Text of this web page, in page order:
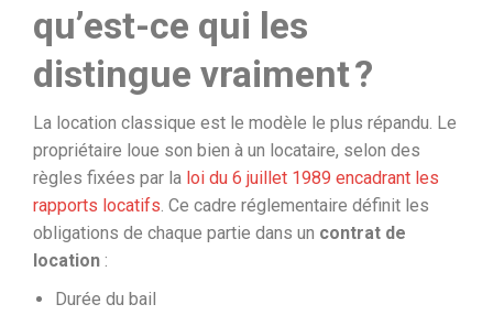
qu’est-ce qui les
distingue vraiment ?
La location classique est le modèle le plus répandu. Le
propriétaire loue son bien à un locataire, selon des
règles fixées par la loi du 6 juillet 1989 encadrant les
rapports locatifs. Ce cadre réglementaire définit les
obligations de chaque partie dans un contrat de
location :
Durée du bail